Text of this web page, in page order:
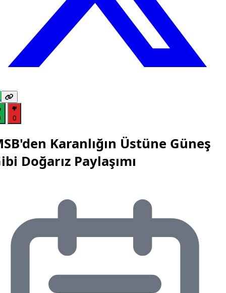
0
Karanlığın Üstüne Güneş
Doğarız Paylaşımı